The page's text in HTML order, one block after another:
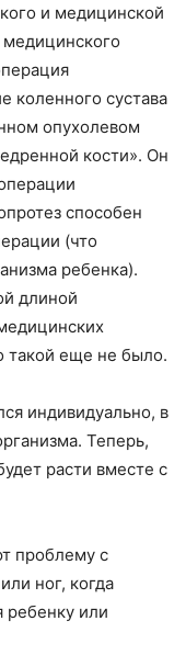
и медицинской
коленного сустава
опухолевом
кости». Он
способен
(что
ребенка).
длиной
такой еще не было.
индивидуально, в
Теперь,
расти вместе с
проблему с
ног, когда
ребенку или